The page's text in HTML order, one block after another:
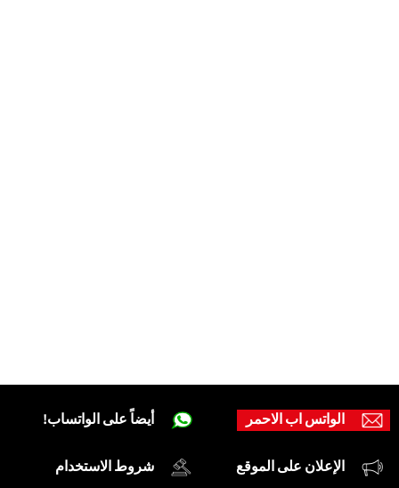
أيضاً على الواتساب!
شروط الاستخدام
الواتس اب الاحمر
الإعلان على الموقع